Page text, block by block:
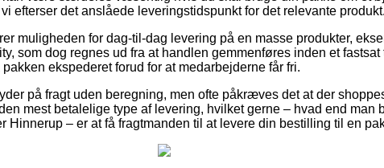
efterser det anslåede leveringstidspunkt for det relevante produkt.
muligheden for dag-til-dag levering på en masse produkter,
som dog regnes ud fra at handlen gemmenføres inden et fastsat
ekspederet forud for at medarbejderne får fri.
på fragt uden beregning, men ofte påkræves det at der
mest betalelige type af levering, hvilket gerne – hvad end man
Hinnerup – er at få fragtmanden til at levere din bestilling til en